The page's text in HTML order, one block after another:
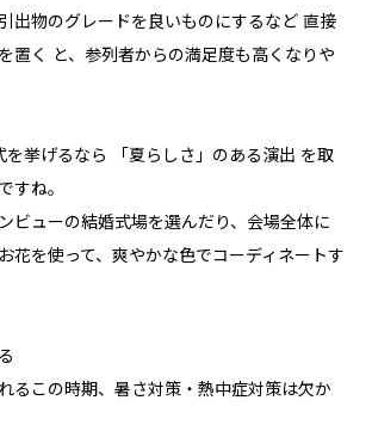
出物のグレードを良いものにするなど 直接
置く と、参列者からの満足度も高くなりや
を挙げるなら 「夏らしさ」のある演出 を取
すね。
ビューの結婚式場を選んだり、会場全体に
花を使って、爽やかな色でコーディネートす
るこの時期、暑さ対策・熱中症対策は欠か